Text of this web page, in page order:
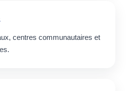
centres communautaires et